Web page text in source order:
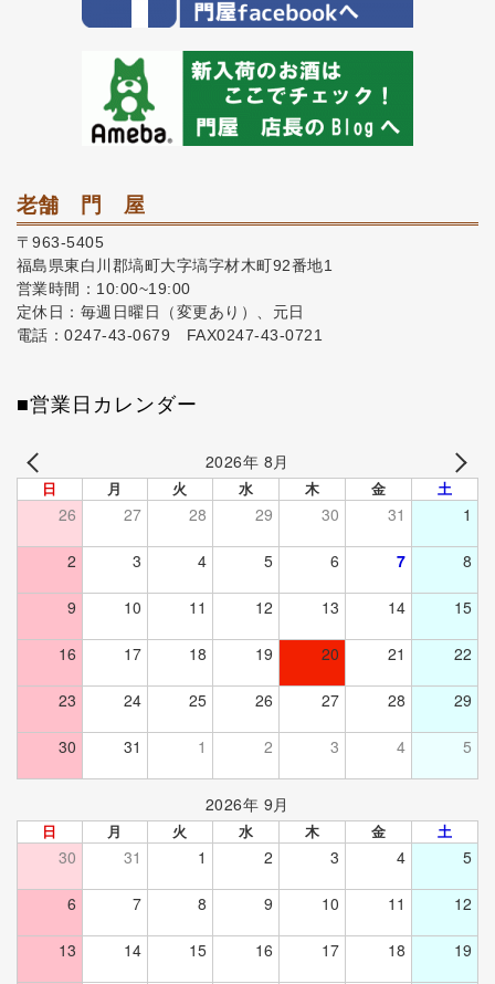
老舗 門 屋
〒963-5405
福島県東白川郡塙町大字塙字材木町92番地1
営業時間：10:00~19:00
定休日：毎週日曜日（変更あり）、元日
電話：0247-43-0679 FAX0247-43-0721
■営業日カレンダー
2026年 8月
日 月 火 水 木 金 土
26 27 28 29 30 31 1
2 3 4 5 6 7 8
9 10 11 12 13 14 15
16 17 18 19 20 21 22
23 24 25 26 27 28 29
30 31 1 2 3 4 5
2026年 9月
日 月 火 水 木 金 土
30 31 1 2 3 4 5
6 7 8 9 10 11 12
13 14 15 16 17 18 19